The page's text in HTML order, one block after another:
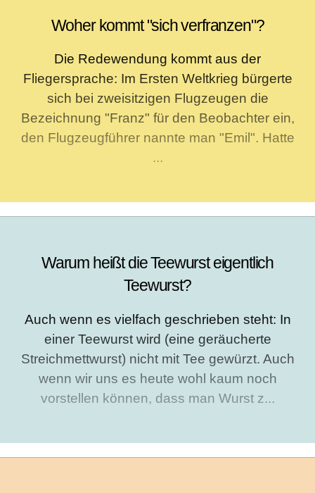
Woher kommt "sich verfranzen"?
Die Redewendung kommt aus der
Fliegersprache: Im Ersten Weltkrieg bürgerte
sich bei zweisitzigen Flugzeugen die
Bezeichnung "Franz" für den Beobachter ein,
den Flugzeugführer nannte man "Emil". Hatte
...
Warum heißt die Teewurst eigentlich
Teewurst?
Auch wenn es vielfach geschrieben steht: In
einer Teewurst wird (eine geräucherte
Streichmettwurst) nicht mit Tee gewürzt. Auch
wenn wir uns es heute wohl kaum noch
vorstellen können, dass man Wurst z...